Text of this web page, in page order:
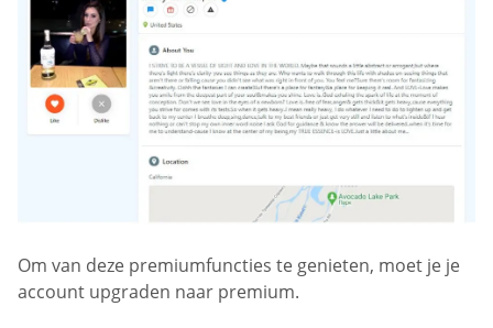
Om van deze premiumfuncties te genieten, moet je je
account upgraden naar premium.